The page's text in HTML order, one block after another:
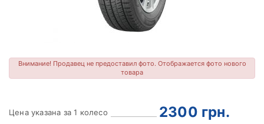
Внимание! Продавец не предоставил фото. Отображается фото нового
товара
Цена указана за 1 колесо 2300 грн.